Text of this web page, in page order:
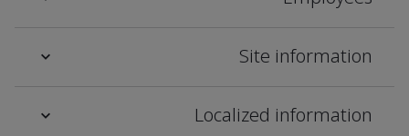
Site information
Localized information